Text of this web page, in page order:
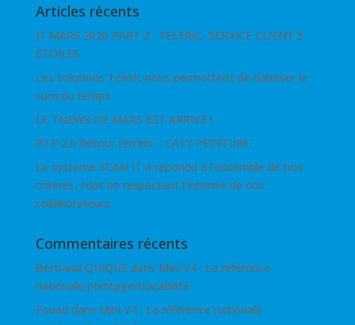
Articles récents
JT MARS 2026 PART 2 : TELERIC, SERVICE CLIENT 5
ÉTOILES
Les solutions Teleric nous permettent de fiabiliser le
suivi du temps
LE TNEWS DE MARS EST ARRIVÉ !
BTP 2.0 Retour terrain – CATY PEINTURE
Le système SCAN IT a répondu à l’ensemble de nos
critères, tout en respectant l’intimité de nos
collaborateurs
Commentaires récents
Bertrand QUIQUEdans Mini V4 : La référence
nationale pointage/traçabilité
Fouad dans Mini V4 : La référence nationale